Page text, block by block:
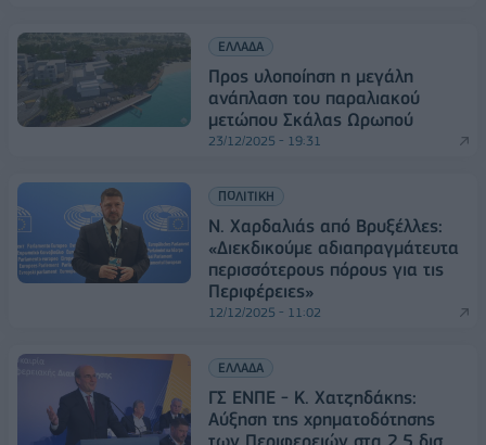
ΕΛΛΑΔΑ
Προς υλοποίηση η μεγάλη
ανάπλαση του παραλιακού
μετώπου Σκάλας Ωρωπού
23/12/2025 - 19:31
ΠΟΛΙΤΙΚΗ
Ν. Χαρδαλιάς από Βρυξέλλες:
«Διεκδικούμε αδιαπραγμάτευτα
περισσότερους πόρους για τις
Περιφέρειες»
12/12/2025 - 11:02
ΕΛΛΑΔΑ
ΓΣ ΕΝΠΕ - Κ. Χατζηδάκης:
Αύξηση της χρηματοδότησης
των Περιφερειών στα 2,5 δισ.